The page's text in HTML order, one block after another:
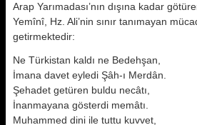
Arap Yarımadası’nın dışına kadar
Yemînî, Hz. Ali’nin sınır tanımayan
getirmektedir:
Ne Türkistan kaldı ne Bedehşan,
İmana davet eyledi Şâh-ı Merdân.
Şehadet getüren buldu necâtı,
İnanmayana gösterdi memâtı.
Muhammed dini ile tuttu kuvvet,